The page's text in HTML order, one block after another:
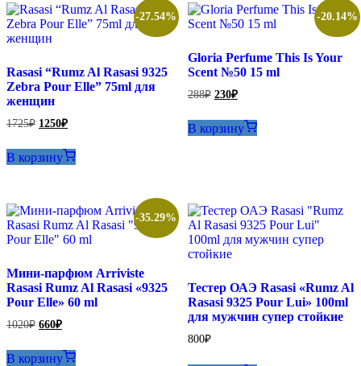
-27.54%
Rasasi “Rumz Al Rasasi 9325
Zebra Pour Elle” 75ml для
женщин
1725₽ Первоначальная
составляла
1725₽.
1250₽Текущая
1250₽.
В корзину
-20.14%
Gloria Perfume This Is Your
Scent №50 15 ml
288₽ Первоначальная
составляла
288₽.
230₽Текущая
230₽.
В корзину
-35.29%
Мини-парфюм Arriviste
Rasasi Rumz Al Rasasi «9325
Pour Elle» 60 ml
1020₽ Первоначальная
составляла
1020₽.
660₽Текущая
660₽.
В корзину
Тестер ОАЭ Rasasi «Rumz Al
Rasasi 9325 Pour Lui» 100ml
для мужчин супер стойкие
800₽